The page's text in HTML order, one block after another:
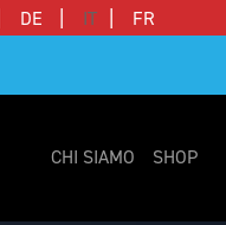
DE IT
FR
CHI SIAMO SHOP